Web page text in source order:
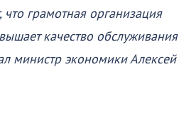
грамотная организация
качество обслуживания
министр экономики Алексей